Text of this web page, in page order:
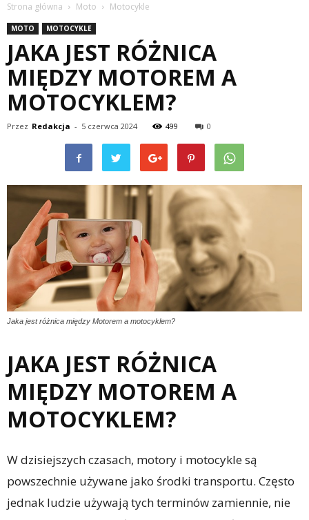
Strona główna Moto Motocykle
MOTO MOTOCYKLE
JAKA JEST RÓŻNICA
MIĘDZY MOTOREM A
MOTOCYKLEM?
Przez Redakcja - 5 czerwca 2024 499 0
Jaka jest różnica między Motorem a motocyklem?
JAKA JEST RÓŻNICA
MIĘDZY MOTOREM A
MOTOCYKLEM?
W dzisiejszych czasach, motory i motocykle są
powszechnie używane jako środki transportu. Często
jednak ludzie używają tych terminów zamiennie, nie